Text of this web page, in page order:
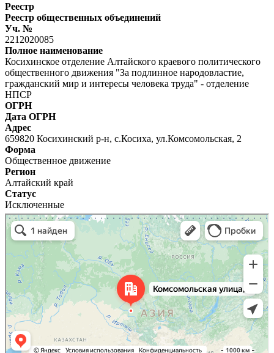
Реестр
Реестр общественных объединений
Уч. №
2212020085
Полное наименование
Косихинское отделение Алтайского краевого политического
общественного движения "За подлинное народовластие,
гражданский мир и интересы человека труда" - отделение
НПСР
ОГРН
Дата ОГРН
Адрес
659820 Косихинский р-н, с.Косиха, ул.Комсомольская, 2
Форма
Общественное движение
Регион
Алтайский край
Статус
Исключенные